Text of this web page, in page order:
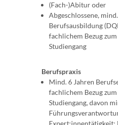
(Fach-)Abitur oder
Abgeschlossene,
Berufsausbildung
fachlichem Bezug
Studiengang
Berufspraxis
Mind. 6 Jahren
fachlichem Bezug
Studiengang, davon
Expert:innentätigkeit: